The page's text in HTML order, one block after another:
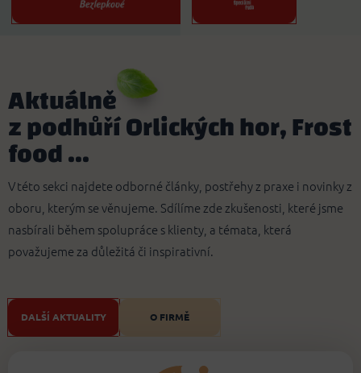
Aktuálně
z podhůří Orlických hor, Frost
food ...
V této sekci najdete odborné články, postřehy z praxe i novinky z
oboru, kterým se věnujeme. Sdílíme zde zkušenosti, které jsme
nasbírali během spolupráce s klienty, a témata, která
považujeme za důležitá či inspirativní.
DALŠÍ AKTUALITY O FIRMĚ